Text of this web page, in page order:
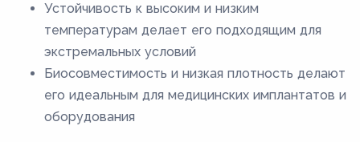
Устойчивость к высоким и низким
температурам делает его подходящим для
экстремальных условий
Биосовместимость и низкая плотность делают
его идеальным для медицинских имплантатов и
оборудования